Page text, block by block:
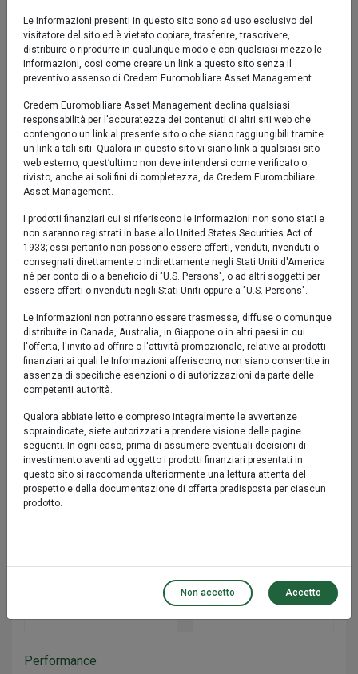
YTD 6M 1y 3y 5y 10y
Fondo
set '25 nov '25 gen '26 mar '26 mag '26 lug '26
2020 2025
-2.5 %
2.5 %
5 %
Fino al 31/12/2021 la politica del Fondo era diversa.
Per periodi superiori a 3 anni la rappresentazione avviene su
Performance al 03/08/2026
Fondo
YTD
3,33%
Performance
Le Informazioni presenti in questo sito sono ad uso esclusivo del
visitatore del sito ed è vietato copiare, trasferire, trascrivere,
distribuire o riprodurre in qualunque modo e con qualsiasi mezzo le
Informazioni, così come creare un link a questo sito senza il
preventivo assenso di Credem Euromobiliare Asset Management.
Credem Euromobiliare Asset Management declina qualsiasi
responsabilità per l'accuratezza dei contenuti di altri siti web che
contengono un link al presente sito o che siano raggiungibili tramite
un link a tali siti. Qualora in questo sito vi siano link a qualsiasi sito
web esterno, quest’ultimo non deve intendersi come verificato o
rivisto, anche ai soli fini di completezza, da Credem Euromobiliare
Asset Management.
I prodotti finanziari cui si riferiscono le Informazioni non sono stati e
non saranno registrati in base allo United States Securities Act of
1933; essi pertanto non possono essere offerti, venduti, rivenduti o
consegnati direttamente o indirettamente negli Stati Uniti d'America
né per conto di o a beneficio di "U.S. Persons", o ad altri soggetti per
essere offerti o rivenduti negli Stati Uniti oppure a "U.S. Persons".
Le Informazioni non potranno essere trasmesse, diffuse o comunque
distribuite in Canada, Australia, in Giappone o in altri paesi in cui
l'offerta, l'invito ad offrire o l'attività promozionale, relative ai prodotti
finanziari ai quali le Informazioni afferiscono, non siano consentite in
assenza di specifiche esenzioni o di autorizzazioni da parte delle
competenti autorità.
Qualora abbiate letto e compreso integralmente le avvertenze
sopraindicate, siete autorizzati a prendere visione delle pagine
seguenti. In ogni caso, prima di assumere eventuali decisioni di
investimento aventi ad oggetto i prodotti finanziari presentati in
questo sito si raccomanda ulteriormente una lettura attenta del
prospetto e della documentazione di offerta predisposta per ciascun
prodotto.
Non accetto Accetto